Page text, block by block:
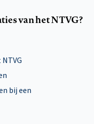
van het NTVG?
bij een